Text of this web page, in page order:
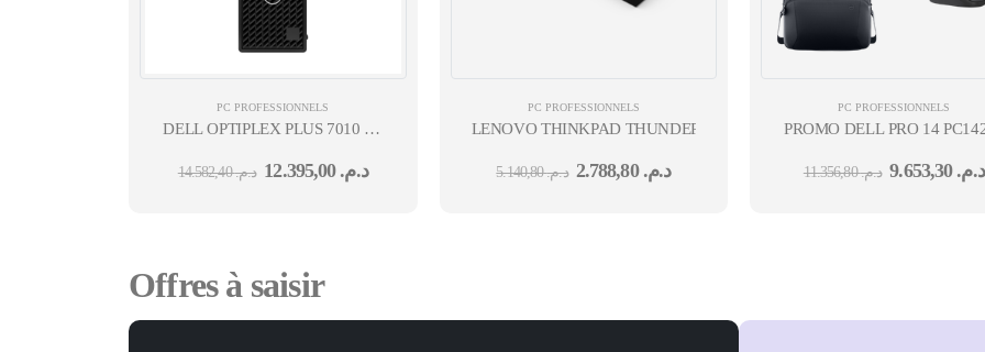
PC PROFESSIONNELS
DELL OPTIPLEX PLUS 7010 I7-
PRO 36M
د.م.14.582,40 د.م. 12.395,00
PC PROFESSIONNELS
LENOVO THINKPAD THUNDERBOLT 4 SMART DOCK GEN2 7500
د.م.5.140,80 د.م. 2.788,80
PC PROFESSIONNELS
PROMO DELL PRO 14
UBUNTU GRIS
د.م.11.356,80 د.م. 9.653,30
Offres à saisir